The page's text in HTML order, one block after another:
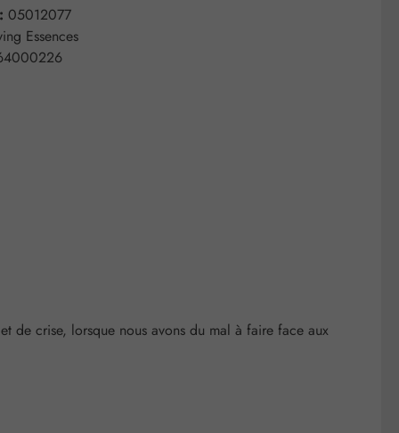
05012077
Essences
de crise, lorsque nous avons du mal à faire face aux